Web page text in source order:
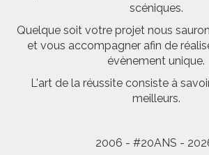
scéniques.
Quelque soit votre projet nous
et vous accompagner afin de
évènement unique.
L'art de la réussite consiste à
meilleurs.
2006 - #20ANS -